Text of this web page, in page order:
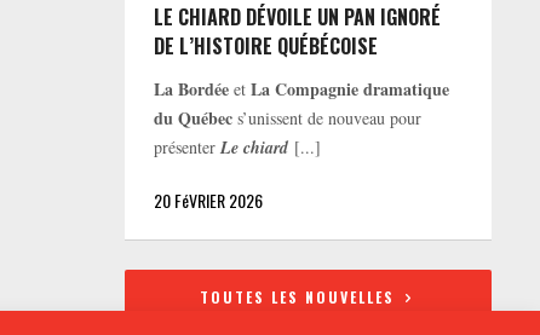
LE CHIARD DÉVOILE UN PAN IGNORÉ
DE L’HISTOIRE QUÉBÉCOISE
La Bordée etLa Compagnie dramatique
du Québec s’unissent de nouveau pour
présenterLe chiard [...]
20 FéVRIER 2026
TOUTES LES NOUVELLES